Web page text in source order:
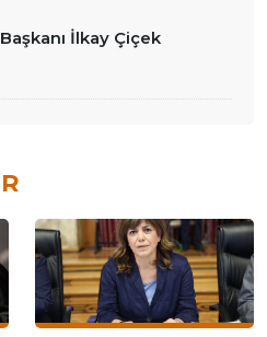
İlkay Çiçek